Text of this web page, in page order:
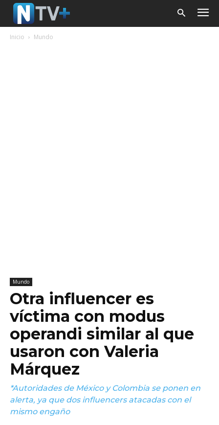
Inicio Mundo
Mundo
Otra influencer es
víctima con modus
operandi similar al que
usaron con Valeria
Márquez
*Autoridades de México y Colombia se ponen en
alerta, ya que dos influencers atacadas con el
mismo engaño